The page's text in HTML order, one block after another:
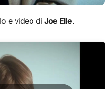
e video diJoe Elle.